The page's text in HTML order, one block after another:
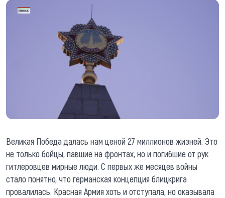
Великая Победа далась нам ценой 27 миллионов жизней. Это
не только бойцы, павшие на фронтах, но и погибшие от рук
гитлеровцев мирные люди. С первых же месяцев войны
стало понятно, что германская концепция блицкрига
провалилась. Красная Армия хоть и отступала, но оказывала